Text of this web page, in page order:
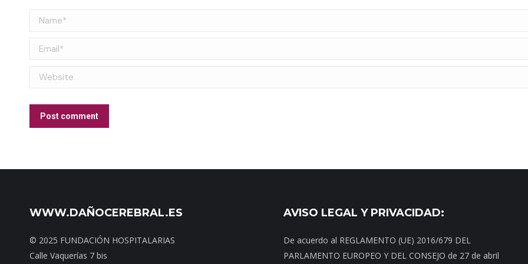
Name *
Email *
Website
Post comment
WWW.DAÑOCEREBRAL.ES
© 2025 FUNDACIÓN HOSPITALARIAS
Calle Vaquerías 7 bis
AVISO LEGAL Y PRIVACIDAD:
De acuerdo al REGLAMENTO (UE) 2016/679 DEL
PARLAMENTO EUROPEO Y DEL CONSEJO de 27 de abril